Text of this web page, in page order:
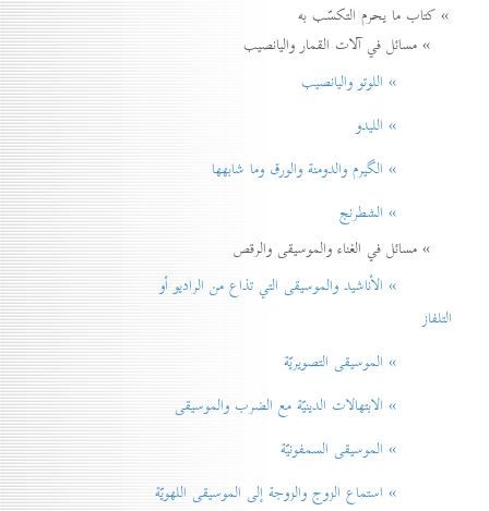
» كتاب ما يحرم التكسّب به
» مسائل في آلات القمار واليانصيب
» اللوتو واليانصيب
» الليدو
» الگيرم والدومنة والورق وما شابهها
» الشطرنج
» مسائل في الغناء والموسيقى والرقص
» الأناشيد والموسيقی التي تذاع من الراديو أو
التلفاز
» الموسيقى التصويريّة
» الابتهالات الدينيّة مع الضرب والموسيقى
» الموسيقى السمفونيّة
» استماع الزوج والزوجة إلى الموسيقى اللهويّة